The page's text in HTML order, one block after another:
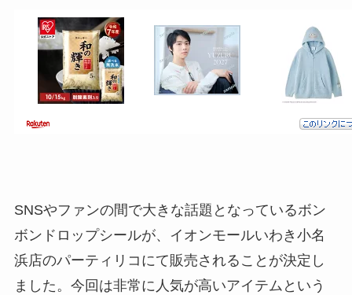
SNSやファンの間で大きな話題となっているボン
ボンドロップシールが、イオンモールいわき小名
浜店のパーティリコにて販売されることが決定し
ました。今回は非常に人気が高いアイテムという